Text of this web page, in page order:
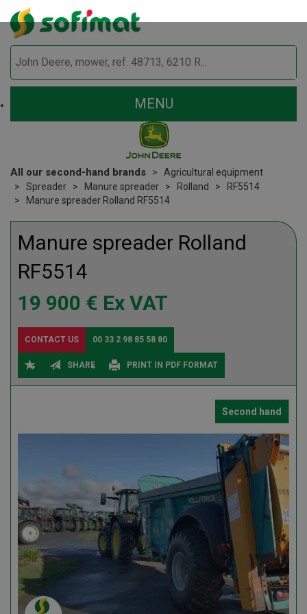
MENU
All our second-hand brands
Agricultural equipment
Spreader
Manure spreader Rolland
RF5514
Manure spreader Rolland RF5514
Manure spreader Rolland
RF5514
19 900 € Ex VAT
CONTACT US 00 33 2 98 85 58 80
SHARE PRINT IN PDF FORMAT
Second hand